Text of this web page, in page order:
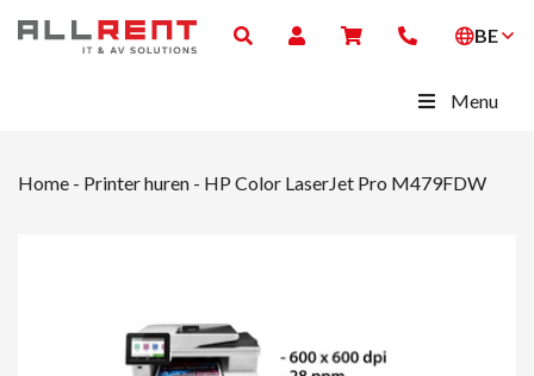
BE
Menu
Home - Printer huren - HP Color LaserJet Pro M479FDW